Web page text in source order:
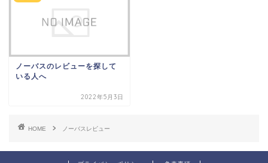
ノーバスのレビューを探して
いる人へ
2022年5月3日
HOME ノーバスレビュー